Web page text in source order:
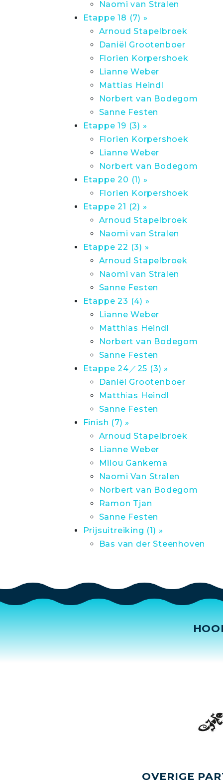
Naomi van Stralen
Etappe 18 (7) »
Arnoud Stapelbroek
Daniël Grootenboer
Florien Korpershoek
Lianne Weber
Mattias Heindl
Norbert van Bodegom
Sanne Festen
Etappe 19 (3) »
Florien Korpershoek
Lianne Weber
Norbert van Bodegom
Etappe 20 (1) »
Florien Korpershoek
Etappe 21 (2) »
Arnoud Stapelbroek
Naomi van Stralen
Etappe 22 (3) »
Arnoud Stapelbroek
Naomi van Stralen
Sanne Festen
Etappe 23 (4) »
Lianne Weber
Matthias Heindl
Norbert van Bodegom
Sanne Festen
Etappe 24／25 (3) »
Daniël Grootenboer
Matthias Heindl
Sanne Festen
Finish (7) »
Arnoud Stapelbroek
Lianne Weber
Milou Gankema
Naomi Van Stralen
Norbert van Bodegom
Ramon Tjan
Sanne Festen
Prijsuitreiking (1) »
Bas van der Steenhoven
OVERIGE